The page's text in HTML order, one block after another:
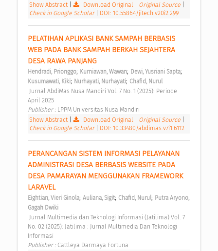
Show Abstract| Download Original Original Source
Check in Google Scholar
DOI: 10.55864/jitech.v20i2.299
PELATIHAN APLIKASI BANK SAMPAH BERBASIS
WEB PADA BANK SAMPAH BERKAH SEJAHTERA
DESA RAWA PANJANG
Hendradi, Prionggo; Kurniawan, Wawan; Dewi, Yusriani Sapta;
Kusumawati, Kiki; Nurhayati, Nurhayati; Chafid, Nurul
April 2025
Publisher : LPPM Universitas Nusa Mandiri
Show Abstract| Download Original Original Source
Check in Google Scholar
DOI: 10.33480/abdimas.v7i1.6112
PERANCANGAN SISTEM INFORMASI PELAYANAN
ADMINISTRASI DESA BERBASIS WEBSITE PADA
DESA PAMARAYAN MENGGUNAKAN FRAMEWORK
LARAVEL
Eightian, Vieri Ginola; Auliana, Sigit; Chafid, Nurul; Putra Aryono,
Gagah Dwiki
No. 02 (2025): Jatilima : Jurnal Multimedia Dan Teknologi
Informasi
Publisher : Cattleya Darmaya Fortuna